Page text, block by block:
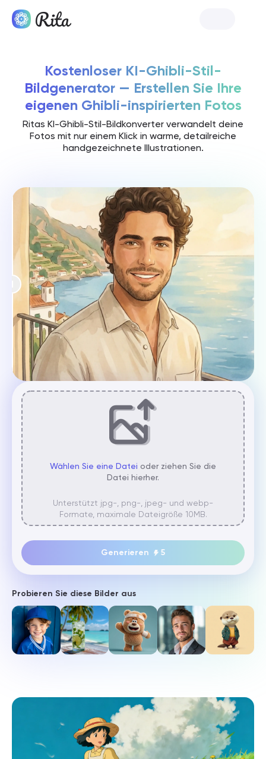
Kostenloser KI-Ghibli-Stil-
Bildgenerator — Erstellen Sie Ihre
eigenen Ghibli-inspirierten Fotos
Ritas KI-Ghibli-Stil-Bildkonverter verwandelt deine
Fotos mit nur einem Klick in warme, detailreiche
handgezeichnete Illustrationen.
Wählen Sie eine Datei oder ziehen Sie die
Datei hierher.
Unterstützt jpg-, png-, jpeg- und webp-
Formate, maximale Dateigröße 10MB.
Generieren 5
Probieren Sie diese Bilder aus